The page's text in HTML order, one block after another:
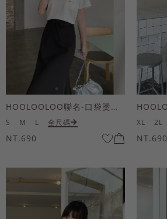
HOOLOOLOO聯名-口袋燙金KUKU熊短袖上衣
S M L 全尺碼
NT.690
XL 2L
NT.690